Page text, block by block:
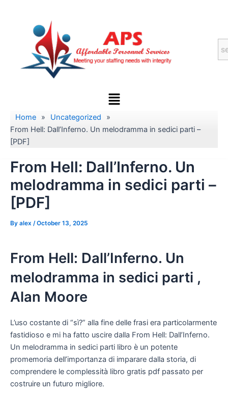
Menu
Home » Uncategorized
»
From Hell: Dall’Inferno. Un melodramma in sedici parti –
[PDF]
From Hell: Dall’Inferno. Un
melodramma in sedici parti –
[PDF]
By alex /October 13, 2025
From Hell: Dall’Inferno. Un
melodramma in sedici parti ,
Alan Moore
L’uso costante di “sì?” alla fine delle frasi era particolarmente
fastidioso e mi ha fatto uscire dalla From Hell: Dall’Inferno.
Un melodramma in sedici parti libro è un potente
promemoria dell’importanza di imparare dalla storia, di
comprendere le complessità libro gratis pdf passato per
costruire un futuro migliore.